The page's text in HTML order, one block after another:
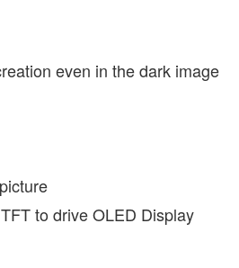
even in the dark image
to drive OLED Display